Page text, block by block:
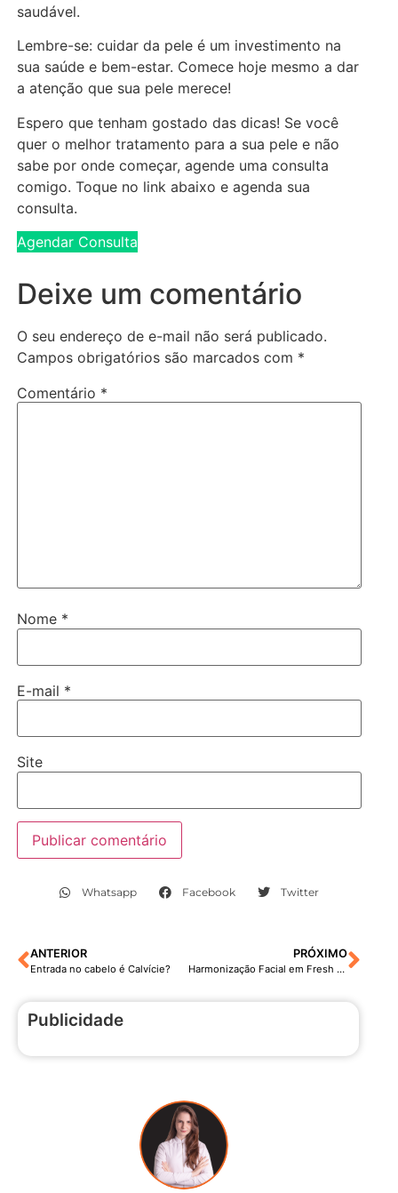
saudável.
Lembre-se: cuidar da pele é um investimento na
sua saúde e bem-estar. Comece hoje mesmo a dar
a atenção que sua pele merece!
Espero que tenham gostado das dicas! Se você
quer o melhor tratamento para a sua pele e não
sabe por onde começar, agende uma consulta
comigo. Toque no link abaixo e agenda sua
consulta.
Agendar Consulta
Deixe um comentário
O seu endereço de e-mail não será publicado.
Campos obrigatórios são marcados com *
Comentário *
Nome *
E-mail *
Site
Whatsapp Facebook Twitter
ANTERIOR
Entrada no cabelo é Calvície?
PRÓXIMO
Harmonização Facial em Fresh Frozen: Tudo o Que Você Precisa Saber
Publicidade